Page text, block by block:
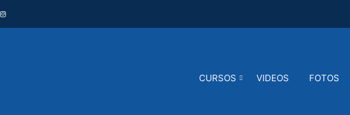
CURSOS VIDEOS FOTOS